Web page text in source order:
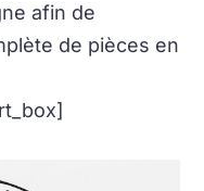
afin de
de pièces en